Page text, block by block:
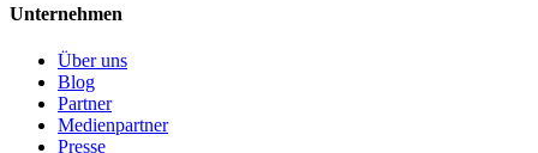
Unternehmen
Über uns
Blog
Partner
Medienpartner
Presse